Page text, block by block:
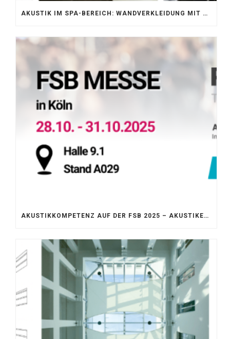
AKUSTIK IM SPA-BEREICH: WANDVERKLEIDUNG MIT SILENTPROTECT CORE
AKUSTIKKOMPETENZ AUF DER FSB 2025 – AKUSTIKELEMENTE FÜR DIE LEBENSRÄUME VON MORGEN